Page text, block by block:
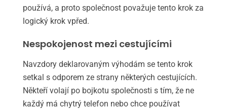
používá, a proto společnost považuje tento krok za
logický krok vpřed.
Nespokojenost mezi cestujícími
Navzdory deklarovaným výhodám se tento krok
setkal s odporem ze strany některých cestujících.
Někteří volají po bojkotu společnosti s tím, že ne
každý má chytrý telefon nebo chce používat